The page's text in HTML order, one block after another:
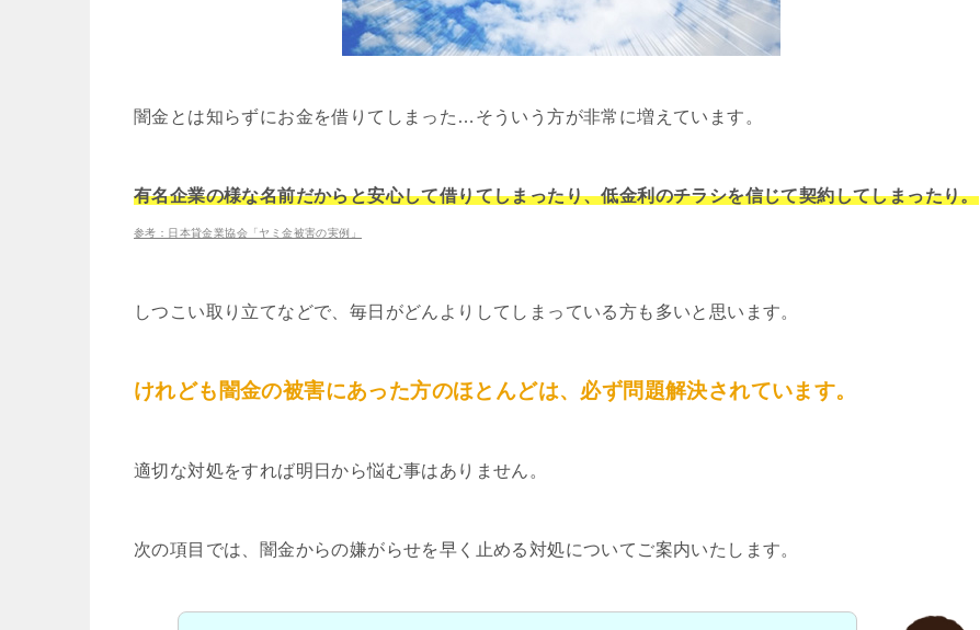
闇金とは知らずにお金を借りてしまった…そういう方が非常に増えています。
有名企業の様な名前だからと安心して借りてしまったり、低金利のチラシを信じて契約してしまったり。
参考：日本貸金業協会「ヤミ金被害の実例」
しつこい取り立てなどで、毎日がどんよりしてしまっている方も多いと思います。
けれども闇金の被害にあった方のほとんどは、必ず問題解決されています。
適切な対処をすれば明日から悩む事はありません。
次の項目では、闇金からの嫌がらせを早く止める対処についてご案内いたします。